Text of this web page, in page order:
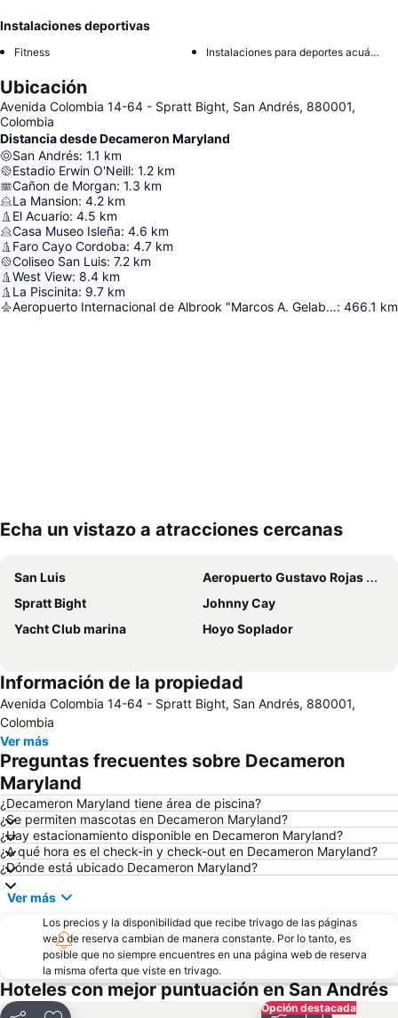
Instalaciones deportivas
Fitness Instalaciones para deportes acuáticos
Ubicación
Avenida Colombia 14-64 - Spratt Bight, San Andrés, 880001,
Colombia
Distancia desde Decameron Maryland
San Andrés: 1.1 km
Estadio Erwin O'Neill: 1.2 km
Cañon de Morgan: 1.3 km
La Mansion: 4.2 km
El Acuario: 4.5 km
Casa Museo Isleña: 4.6 km
Faro Cayo Cordoba: 4.7 km
Coliseo San Luis: 7.2 km
West View: 8.4 km
La Piscinita: 9.7 km
Aeropuerto Internacional de Albrook "Marcos A. Gelabert": 466.1 km
Echa un vistazo a atracciones cercanas
San Luis
Aeropuerto Gustavo Rojas Pinilla
Spratt Bight
Johnny Cay
Yacht Club marina
Hoyo Soplador
Información de la propiedad
Avenida Colombia 14-64 - Spratt Bight, San Andrés, 880001,
Colombia
Ver más
Preguntas frecuentes sobre Decameron
Maryland
¿Decameron Maryland tiene área de piscina?
¿Se permiten mascotas en Decameron Maryland?
¿Hay estacionamiento disponible en Decameron Maryland?
¿A qué hora es el check-in y check-out en Decameron Maryland?
¿Dónde está ubicado Decameron Maryland?
Ver más
Los precios y la disponibilidad que recibe trivago de las páginas
web de reserva cambian de manera constante. Por lo tanto, es
posible que no siempre encuentres en una página web de reserva
la misma oferta que viste en trivago.
Hoteles con mejor puntuación en San Andrés
Opción destacada